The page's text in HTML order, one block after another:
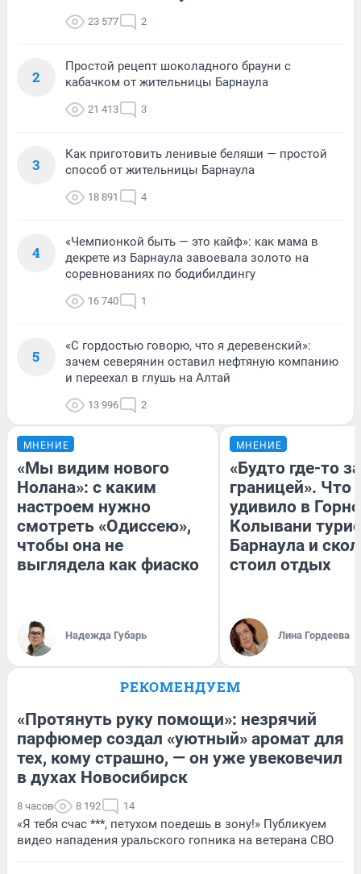
23 577 2
2
Простой рецепт шоколадного брауни с
кабачком от жительницы Барнаула
21 413 3
3
Как приготовить ленивые беляши — простой
способ от жительницы Барнаула
18 891 4
4
«Чемпионкой быть — это кайф»: как мама в
декрете из Барнаула завоевала золото на
соревнованиях по бодибилдингу
16 740 1
5
«С гордостью говорю, что я деревенский»:
зачем северянин оставил нефтяную компанию
и переехал в глушь на Алтай
13 996 2
МНЕНИЕ
«Мы видим нового
Нолана»: с каким
настроем нужно
смотреть «Одиссею»,
чтобы она не
выглядела как фиаско
Надежда Губарь
МНЕНИЕ
«Будто где-то за
границей». Что
удивило в
Колывани
Барнаула и
стоил отдых
Лина Гордеева
РЕКОМЕНДУЕМ
«Протянуть руку помощи»: незрячий
парфюмер создал «уютный» аромат для
тех, кому страшно, — он уже увековечил
в духах Новосибирск
8 часов 8 192 14
«Я тебя счас ***, петухом поедешь в зону!» Публикуем
видео нападения уральского гопника на ветерана СВО